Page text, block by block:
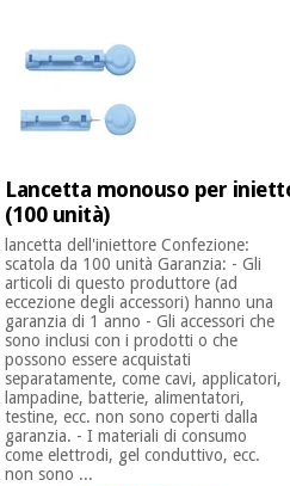
Lancetta monouso per
(100 unità)
lancetta dell'iniettore Confezione:
scatola da 100 unità Garanzia: - Gli
articoli di questo produttore (ad
eccezione degli accessori) hanno una
garanzia di 1 anno - Gli accessori che
sono inclusi con i prodotti o che
possono essere acquistati
separatamente, come cavi, applicatori,
lampadine, batterie, alimentatori,
testine, ecc. non sono coperti dalla
garanzia. - I materiali di consumo
come elettrodi, gel conduttivo, ecc.
non sono ...